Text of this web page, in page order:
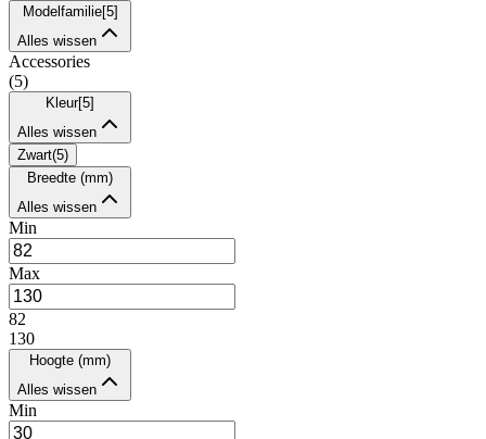
Modelfamilie[5]
Alles wissen
Accessories
(5)
Kleur[5]
Alles wissen
Zwart(5)
Breedte (mm)
Alles wissen
Min
Max
82
130
Hoogte (mm)
Alles wissen
Min